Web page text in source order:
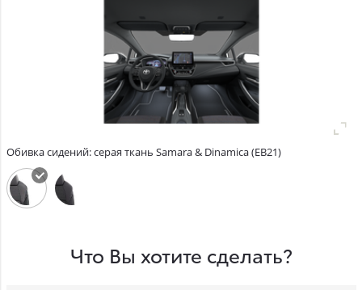
Обивка сидений: серая ткань Samara & Dinamica (EB21)
Что Вы хотите сделать?